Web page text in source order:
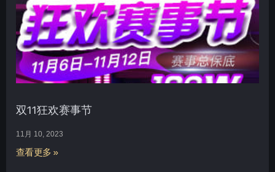
双11狂欢赛事节
11月 10, 2023
查看更多 »